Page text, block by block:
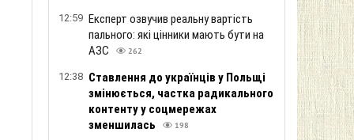
12:59 Експерт озвучив реальну вартість
пального: які цінники мають бути на
АЗС
262
12:38 Ставлення до українців у Польщі
змінюється, частка радикального
контенту у соцмережах
зменшилась
198